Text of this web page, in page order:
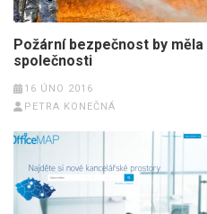
Požární bezpečnost by
společnosti
16 ÚNO 2016
PETRA KONEČNÁ